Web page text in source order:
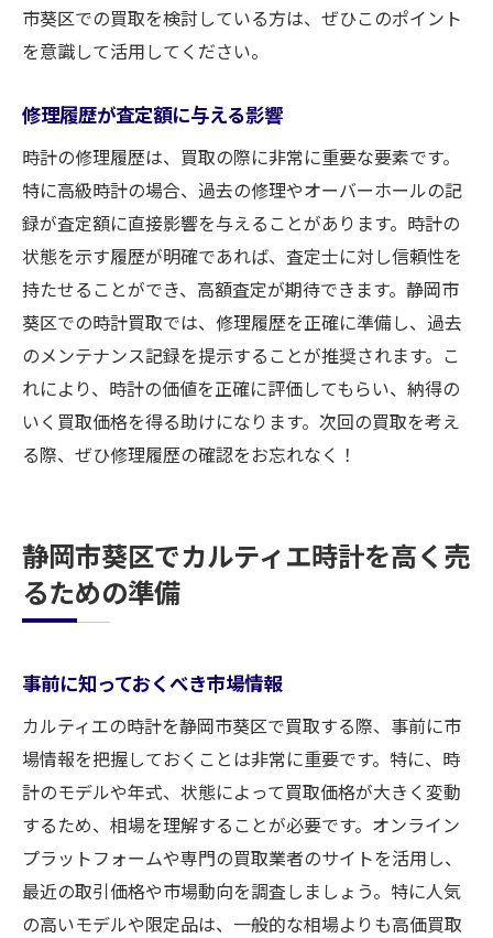
市葵区での買取を検討している方は、ぜひこのポイント
を意識して活用してください。
修理履歴が査定額に与える影響
時計の修理履歴は、買取の際に非常に重要な要素です。
特に高級時計の場合、過去の修理やオーバーホールの記
録が査定額に直接影響を与えることがあります。時計の
状態を示す履歴が明確であれば、査定士に対し信頼性を
持たせることができ、高額査定が期待できます。静岡市
葵区での時計買取では、修理履歴を正確に準備し、過去
のメンテナンス記録を提示することが推奨されます。こ
れにより、時計の価値を正確に評価してもらい、納得の
いく買取価格を得る助けになります。次回の買取を考え
る際、ぜひ修理履歴の確認をお忘れなく！
静岡市葵区でカルティエ時計を高く売
るための準備
事前に知っておくべき市場情報
カルティエの時計を静岡市葵区で買取する際、事前に市
場情報を把握しておくことは非常に重要です。特に、時
計のモデルや年式、状態によって買取価格が大きく変動
するため、相場を理解することが必要です。オンライン
プラットフォームや専門の買取業者のサイトを活用し、
最近の取引価格や市場動向を調査しましょう。特に人気
の高いモデルや限定品は、一般的な相場よりも高価買取